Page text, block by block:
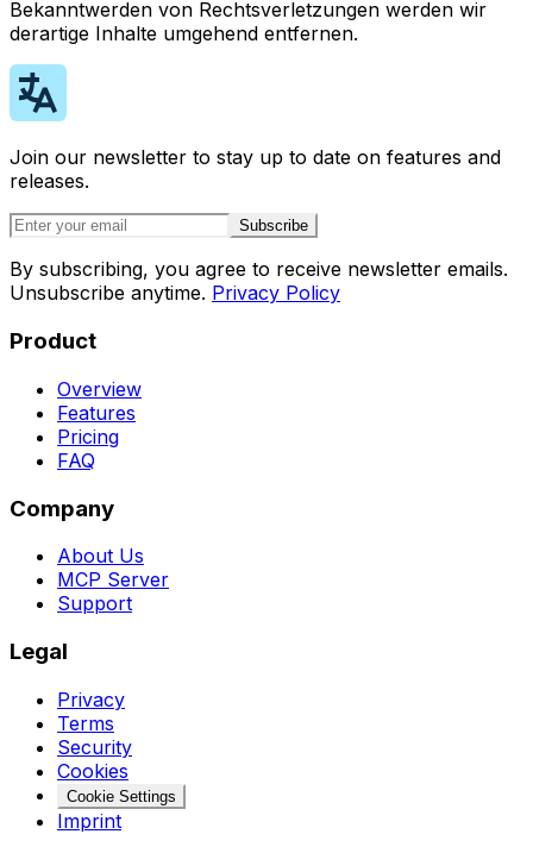
Bekanntwerden von Rechtsverletzungen werden wir
derartige Inhalte umgehend entfernen.
Join our newsletter to stay up to date on features and
releases.
Subscribe
By subscribing, you agree to receive newsletter emails.
Unsubscribe anytime. Privacy Policy
Product
Overview
Features
Pricing
FAQ
Company
About Us
MCP Server
Support
Legal
Privacy
Terms
Security
Cookies
Cookie Settings
Imprint